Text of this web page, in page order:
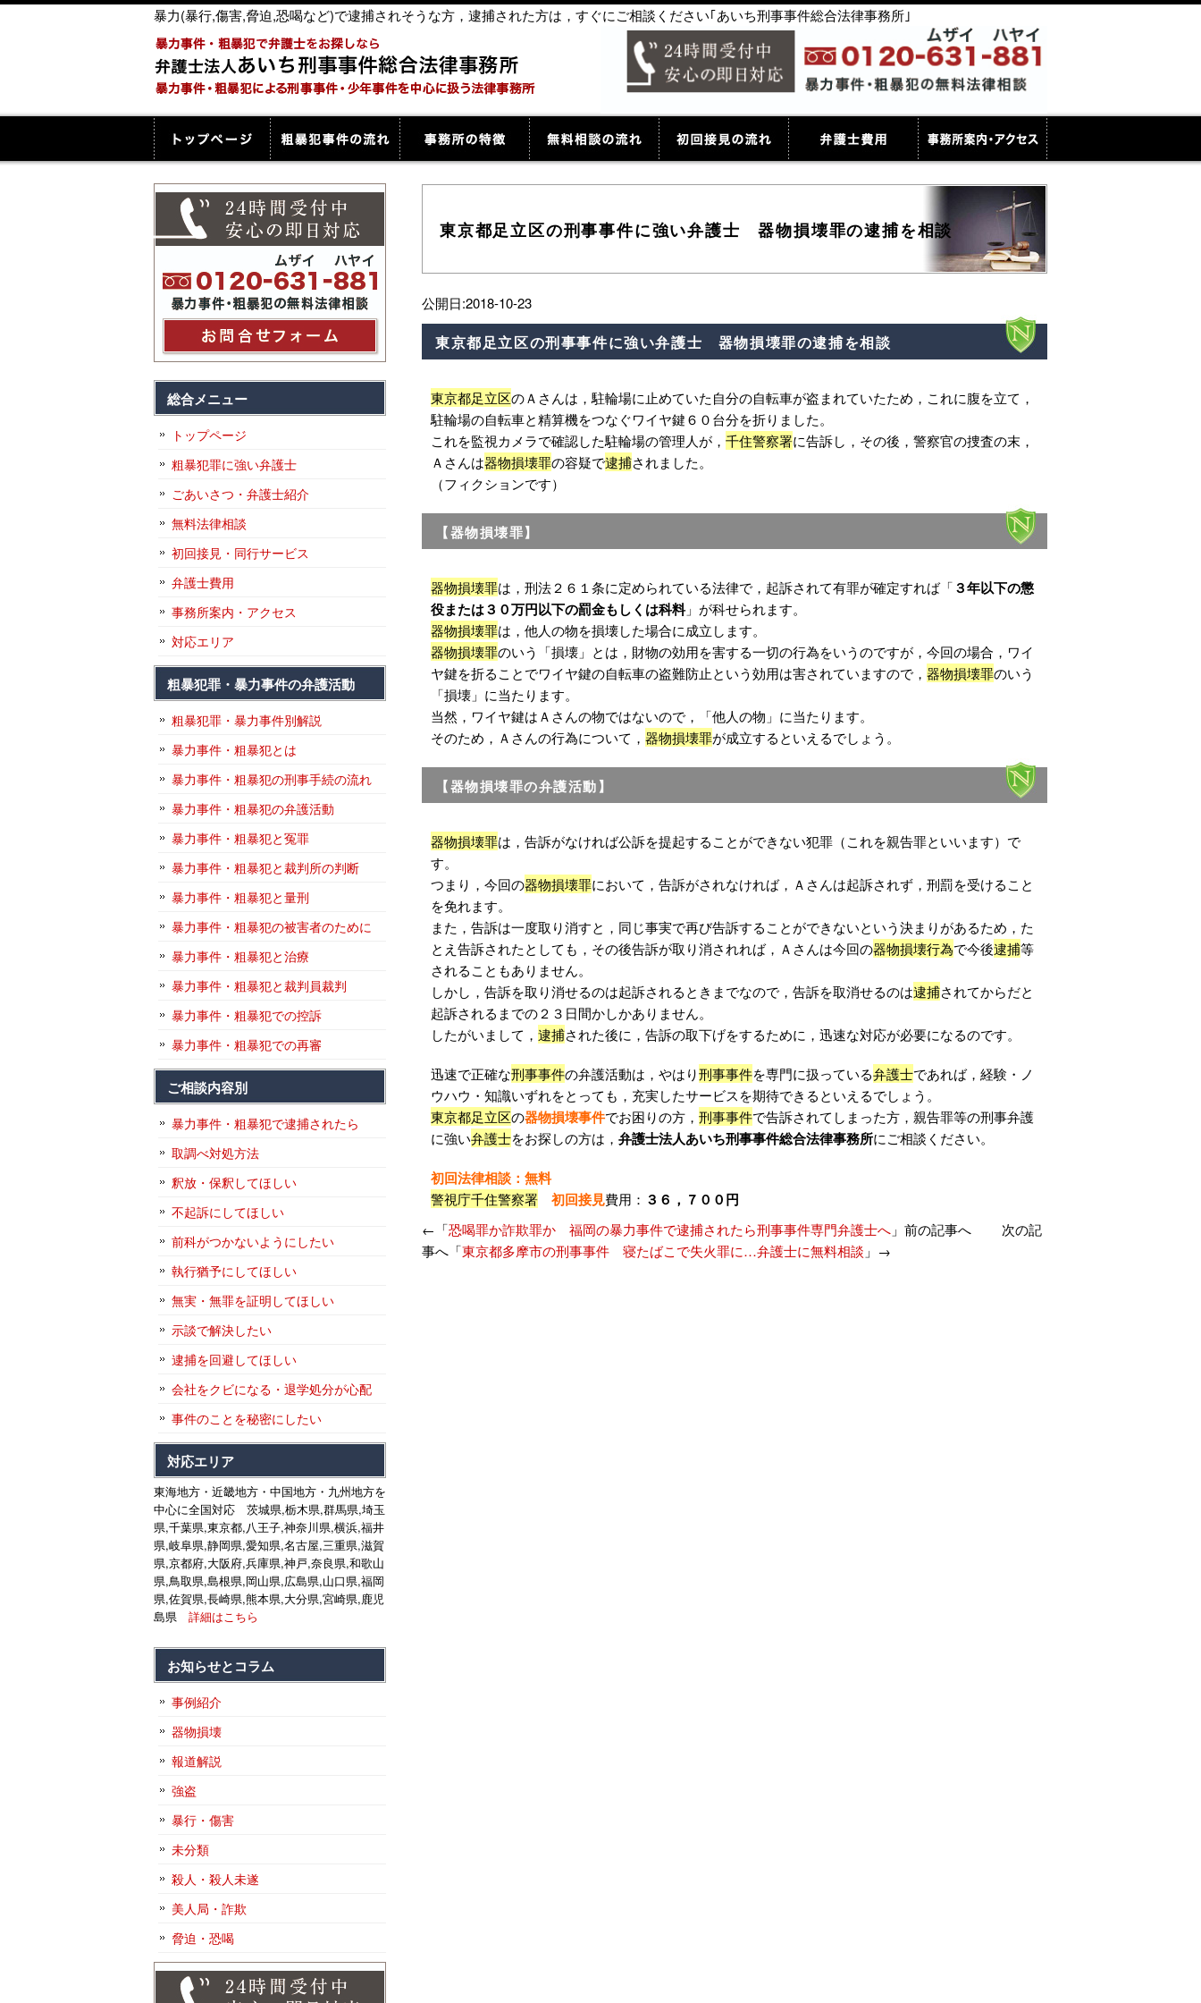
暴力(暴行,傷害,脅迫,恐喝など)で逮捕されそうな方，逮捕された方は，すぐにご相談ください｢あいち刑事事件総合法律事務所｣
東京都足立区の刑事事件に強い弁護士 器物損壊罪の逮捕を相談
公開日:2018-10-23
東京都足立区の刑事事件に強い弁護士 器物損壊罪の逮捕を相談
東京都足立区のＡさんは，駐輪場に止めていた自分の自転車が盗まれていたため，これに腹を立て，
駐輪場の自転車と精算機をつなぐワイヤ鍵６０台分を折りました。
これを監視カメラで確認した駐輪場の管理人が， 千住警察署に告訴し，その後，警察官の捜査の末，
Ａさんは器物損壊罪の容疑で逮捕されました。
（フィクションです）
【器物損壊罪】
器物損壊罪は，刑法２６１条に定められている法律で，起訴されて有罪が確定すれば「３年以下の懲
役または３０万円以下の罰金もしくは科料」が科せられます。
器物損壊罪は，他人の物を損壊した場合に成立します。
器物損壊罪のいう「損壊」とは，財物の効用を害する一切の行為をいうのですが，今回の場合，ワイ
ヤ鍵を折ることでワイヤ鍵の自転車の盗難防止という効用は害されていますので， 器物損壊罪のいう
「損壊」に当たります。
当然，ワイヤ鍵はＡさんの物ではないので，「他人の物」に当たります。
そのため，Ａさんの行為について， 器物損壊罪が成立するといえるでしょう。
【器物損壊罪の弁護活動】
器物損壊罪は，告訴がなければ公訴を提起することができない犯罪（これを親告罪といいます）で
す。
つまり，今回の器物損壊罪において，告訴がされなければ，Ａさんは起訴されず，刑罰を受けること
を免れます。
また，告訴は一度取り消すと，同じ事実で再び告訴することができないという決まりがあるため，た
とえ告訴されたとしても，その後告訴が取り消されれば，Ａさんは今回の器物損壊行為で今後逮捕等
されることもありません。
しかし，告訴を取り消せるのは起訴されるときまでなので，告訴を取消せるのは逮捕されてからだと
起訴されるまでの２３日間かしかありません。
したがいまして， 逮捕された後に，告訴の取下げをするために，迅速な対応が必要になるのです。
迅速で正確な刑事事件の弁護活動は，やはり刑事事件を専門に扱っている弁護士であれば，経験・ノ
ウハウ・知識いずれをとっても，充実したサービスを期待できるといえるでしょう。
東京都足立区の器物損壊事件でお困りの方， 刑事事件で告訴されてしまった方，親告罪等の刑事弁護
に強い弁護士をお探しの方は， 弁護士法人あいち刑事事件総合法律事務所にご相談ください。
初回法律相談：無料
警視庁千住警察署 初回接見費用： ３６，７００円
←「恐喝罪か詐欺罪か 福岡の暴力事件で逮捕されたら刑事事件専門弁護士へ 」前の記事へ 次の記
事へ「東京都多摩市の刑事事件 寝たばこで失火罪に…弁護士に無料相談 」→
総合メニュー
トップページ
粗暴犯罪に強い弁護士
ごあいさつ・弁護士紹介
無料法律相談
初回接見・同行サービス
弁護士費用
事務所案内・アクセス
対応エリア
粗暴犯罪・暴力事件の弁護活動
粗暴犯罪・暴力事件別解説
暴力事件・粗暴犯とは
暴力事件・粗暴犯の刑事手続の流れ
暴力事件・粗暴犯の弁護活動
暴力事件・粗暴犯と冤罪
暴力事件・粗暴犯と裁判所の判断
暴力事件・粗暴犯と量刑
暴力事件・粗暴犯の被害者のために
暴力事件・粗暴犯と治療
暴力事件・粗暴犯と裁判員裁判
暴力事件・粗暴犯での控訴
暴力事件・粗暴犯での再審
ご相談内容別
暴力事件・粗暴犯で逮捕されたら
取調べ対処方法
釈放・保釈してほしい
不起訴にしてほしい
前科がつかないようにしたい
執行猶予にしてほしい
無実・無罪を証明してほしい
示談で解決したい
逮捕を回避してほしい
会社をクビになる・退学処分が心配
事件のことを秘密にしたい
対応エリア
東海地方・近畿地方・中国地方・九州地方を
中心に全国対応 茨城県,栃木県,群馬県,埼玉
県,千葉県,東京都,八王子,神奈川県,横浜,福井
県,岐阜県,静岡県,愛知県,名古屋,三重県,滋賀
県,京都府,大阪府,兵庫県,神戸,奈良県,和歌山
県,鳥取県,島根県,岡山県,広島県,山口県,福岡
県,佐賀県,長崎県,熊本県,大分県,宮崎県,鹿児
島県 詳細はこちら
お知らせとコラム
事例紹介
器物損壊
報道解説
強盗
暴行・傷害
未分類
殺人・殺人未遂
美人局・詐欺
脅迫・恐喝